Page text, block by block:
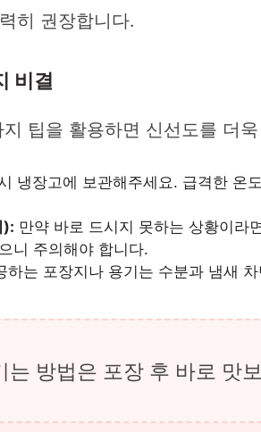
히 권장합니다.
비결
팁을 활용하면 신선도를 더
냉장고에 보관해주세요. 급격한 온
): 만약 바로 드시지 못하는 상황이라
니 주의해야 합니다.
하는 포장지나 용기는 수분과 냄새
는 방법은 포장 후 바로 맛